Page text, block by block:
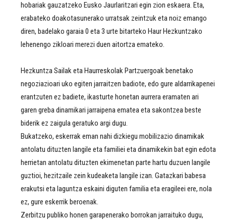
hobariak gauzatzeko Eusko Jaurlaritzari egin zion eskaera. Eta,
erabateko doakotasunerako urratsak zeintzuk eta noiz emango
diren, badelako garaia 0 eta 3 urte bitarteko Haur Hezkuntzako
lehenengo zikloari merezi duen aitortza emateko.
Hezkuntza Sailak eta Haurreskolak Partzuergoak benetako
negoziazioari uko egiten jarraitzen badiote, edo gure aldarrikapenei
erantzuten ez badiete, ikasturte honetan aurrera eramaten ari
garen greba dinamikari jarraipena ematea eta sakontzea beste
biderik ez zaigula geratuko argi dugu.
Bukatzeko, eskerrak eman nahi dizkiegu mobilizazio dinamikak
antolatu dituzten langile eta familiei eta dinamikekin bat egin edota
herrietan antolatu dituzten ekimenetan parte hartu duzuen langile
guztioi, hezitzaile zein kudeaketa langile izan. Gatazkari babesa
erakutsi eta laguntza eskaini diguten familia eta eragileei ere, nola
ez, gure eskerrik beroenak.
Zerbitzu publiko honen garapenerako borrokan jarraituko dugu,